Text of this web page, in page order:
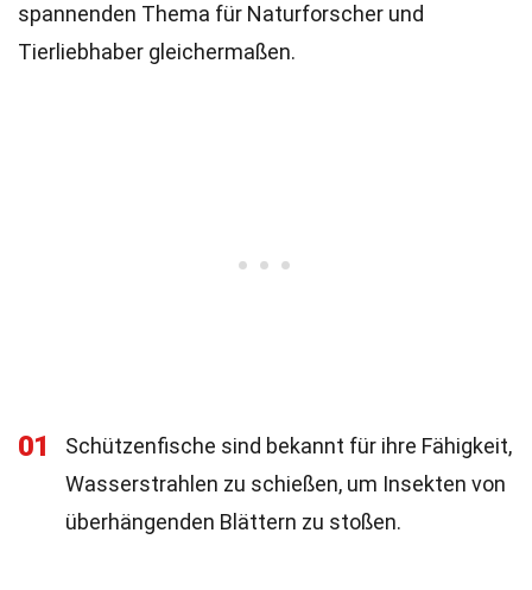
spannenden Thema für Naturforscher und
Tierliebhaber gleichermaßen.
01
Schützenfische sind bekannt für ihre Fähigkeit,
Wasserstrahlen zu schießen, um Insekten von
überhängenden Blättern zu stoßen.